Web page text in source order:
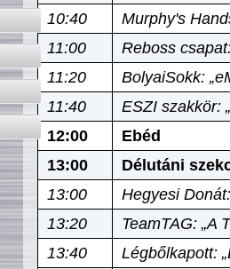
10:40
Murphy's
11:00
Reboss
11:20
BolyaiSokk:
11:40
ESZI szakkör:
12:00
Ebéd
13:00
Délutáni
13:00
Hegyesi
13:20
TeamTAG: „A
13:40
Légbőlkapott: